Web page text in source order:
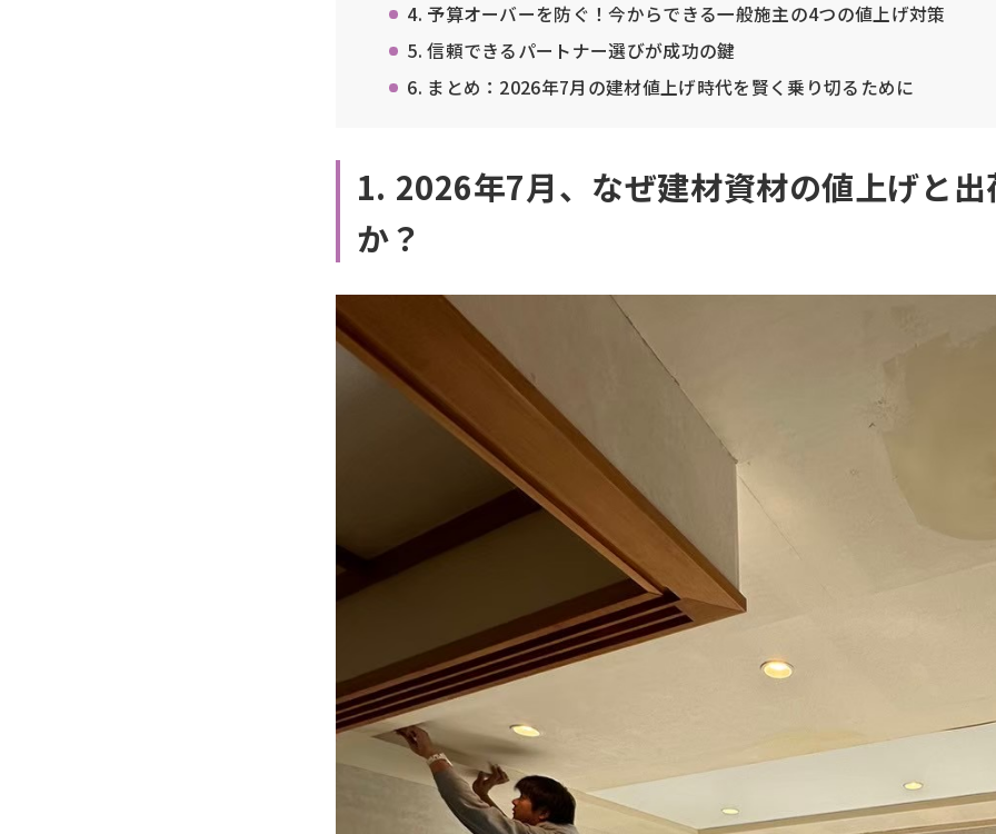
4. 予算オーバーを防ぐ！今からできる一般施主の4つの値上げ対策
5. 信頼できるパートナー選びが成功の鍵
6. まとめ：2026年7月の建材値上げ時代を賢く乗り切るために
1. 2026年7月、なぜ建材資材の値上げと
か？